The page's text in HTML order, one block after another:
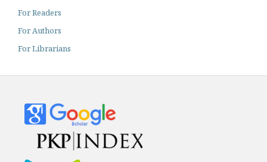
For Readers
For Authors
For Librarians